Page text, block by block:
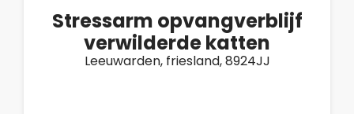
Stressarm opvangverblijf
verwilderde katten
Leeuwarden, friesland, 8924JJ